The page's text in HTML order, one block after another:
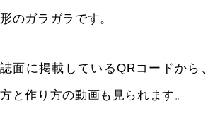
形のガラガラです。
誌面に掲載しているQRコードから
方と作り方の動画も見られます。